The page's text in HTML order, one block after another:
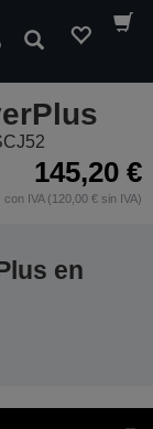
Buscar
145,20 €
con IVA (120,00 € sin IVA)
en